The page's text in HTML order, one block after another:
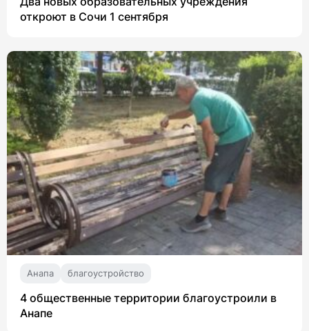
откроют в Сочи 1 сентября
Анапа благоустройство
4 общественные территории благоустроили в
Анапе